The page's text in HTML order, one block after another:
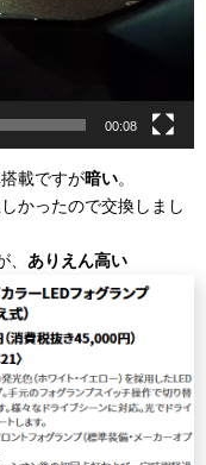
00:08
載ですが暗い。
かったので交換しまし
ありえん高い